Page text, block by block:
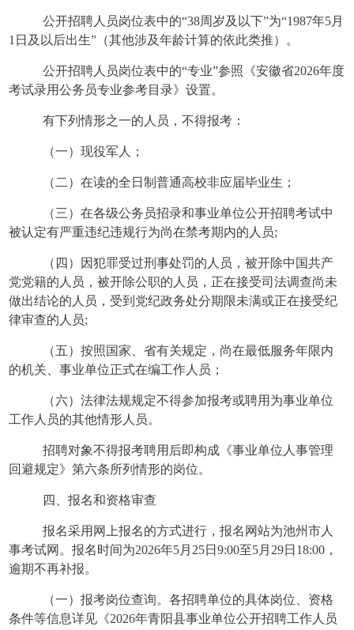
公开招聘人员岗位表中的“38周岁及以下”为“1987年5月
1日及以后出生”（其他涉及年龄计算的依此类推）。
公开招聘人员岗位表中的“专业”参照《安徽省2026年度
考试录用公务员专业参考目录》设置。
有下列情形之一的人员，不得报考：
（一）现役军人；
（二）在读的全日制普通高校非应届毕业生；
（三）在各级公务员招录和事业单位公开招聘考试中
被认定有严重违纪违规行为尚在禁考期内的人员;
（四）因犯罪受过刑事处罚的人员，被开除中国共产
党党籍的人员，被开除公职的人员，正在接受司法调查尚未
做出结论的人员，受到党纪政务处分期限未满或正在接受纪
律审查的人员;
（五）按照国家、省有关规定，尚在最低服务年限内
的机关、事业单位正式在编工作人员；
（六）法律法规规定不得参加报考或聘用为事业单位
工作人员的其他情形人员。
招聘对象不得报考聘用后即构成《事业单位人事管理
回避规定》第六条所列情形的岗位。
四、报名和资格审查
报名采用网上报名的方式进行，报名网站为池州市人
事考试网。报名时间为2026年5月25日9:00至5月29日18:00，
逾期不再补报。
（一）报考岗位查询。各招聘单位的具体岗位、资格
条件等信息详见《2026年青阳县事业单位公开招聘工作人员